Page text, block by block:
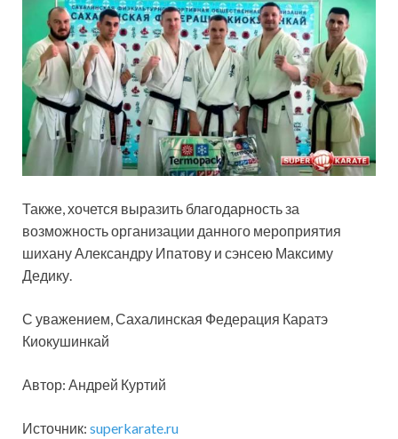
Также, хочется выразить благодарность за
возможность организации данного мероприятия
шихану Александру Ипатову и сэнсею Максиму
Дедику.
С уважением, Сахалинская Федерация Каратэ
Киокушинкай
Автор: Андрей Куртий
Источник: superkarate.ru